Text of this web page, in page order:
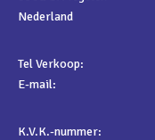
Nederland
Tel Verkoop:
E-mail:
K.V.K.-nummer: